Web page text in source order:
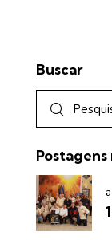
Buscar